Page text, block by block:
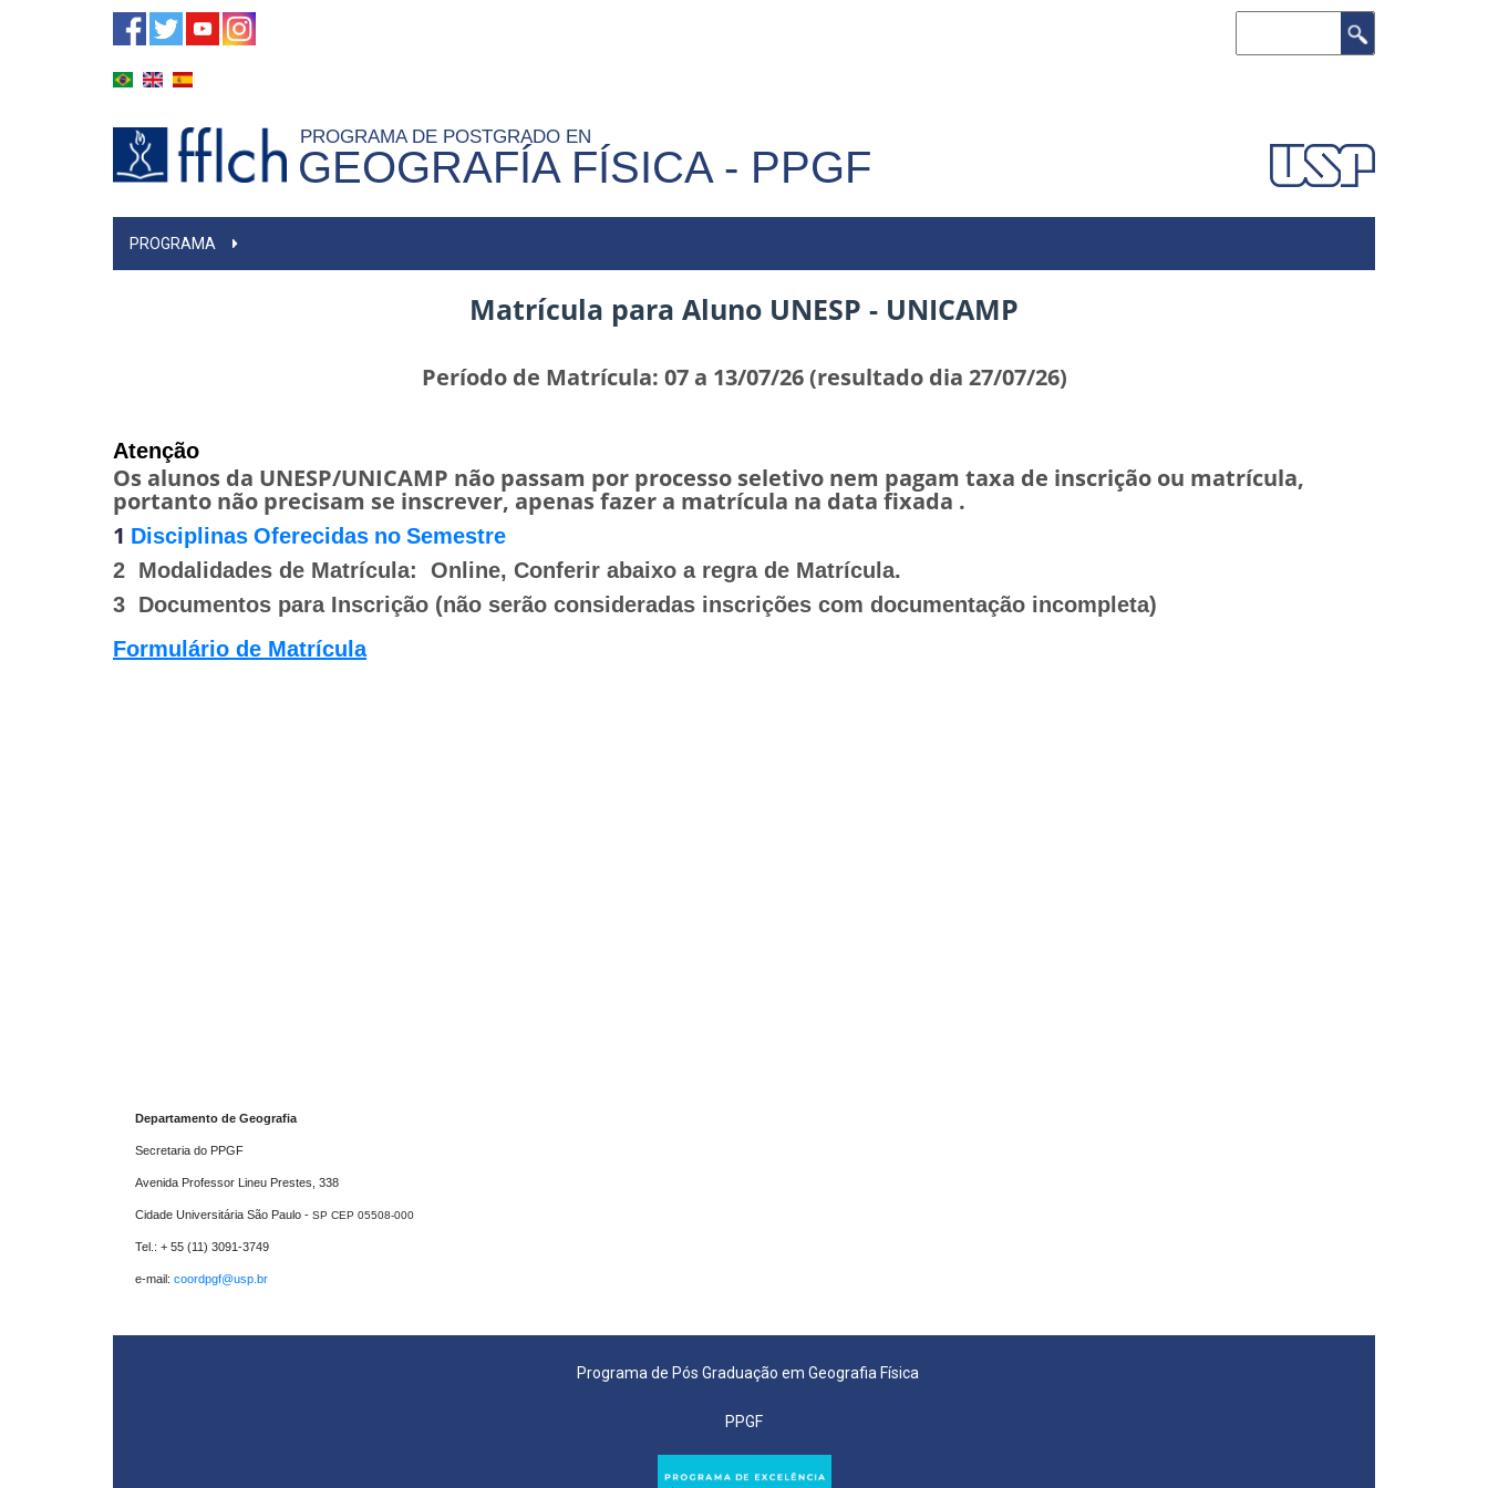
PROGRAMA DE POSTGRADO EN
GEOGRAFÍA FÍSICA - PPGF
NAVEGACIÓN
PROGRAMA
Matrícula para Aluno UNESP - UNICAMP
Período de Matrícula: 07a 13/07/26 (resultado dia 27/07/26)
Atenção
Os alunos da UNESP/UNICAMP não passam por processo seletivo nem pagam taxa de inscrição ou matrícula,
portanto não precisam se inscrever, apenas fazer a matrícula na data fixada .
1 Disciplinas Oferecidas no Semestre
2 Modalidades de Matrícula: Online, Conferir abaixo a regra de Matrícula.
3 Documentos para Inscrição (não serão consideradas inscrições com documentação incompleta)
Formulário de Matrícula
Departamento de Geografia
Secretaria do PPGF
Avenida Professor Lineu Prestes, 338
Cidade Universitária São Paulo - SP CEP 05508-000
Tel.: + 55 (11) 3091-3749
e-mail: coordpgf@usp.br
Programa de Pós Graduação em Geografia Física
PPGF